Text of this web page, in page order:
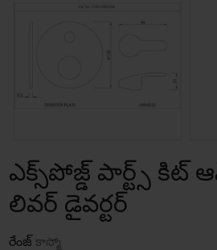
ఎక్స్‌పోజ్డ్ పార్ట్స్ కిట్
లివర్ డైవర్టర్
రేంజ్ కాస్మో